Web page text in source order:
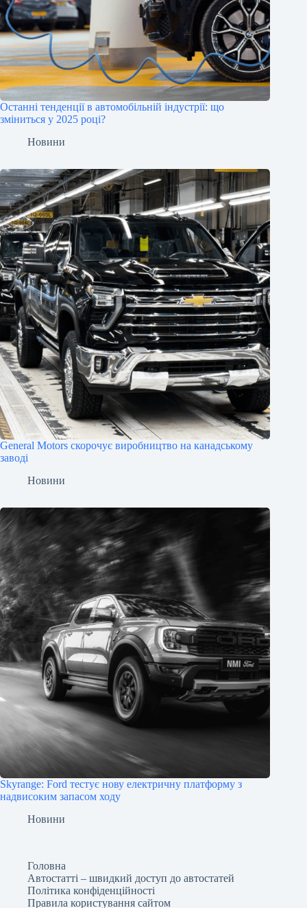
Останні тенденції в автомобільній індустрії: що
зміниться у 2025 році?
Новини
General Motors скорочує виробництво на канадському
заводі
Новини
Skyrange: Ford тестує нову електричну платформу з
надвисоким запасом ходу
Новини
Головна
Автостатті – швидкий доступ до автостатей
Політика конфіденційності
Правила користування сайтом